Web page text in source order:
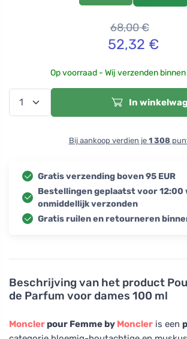
Beschrijving van het product
de Parfum voor dames 100 ml
Moncler pour Femme by Moncler is een
68,00€
52,32 €
Op voorraad - Wij verzenden
In
Bij aankoop verdien je 1 308
Gratis verzending boven 95 EUR
Bestellingen geplaatst voor 12:00
onmiddellijk verzonden
Gratis ruilen en retourneren